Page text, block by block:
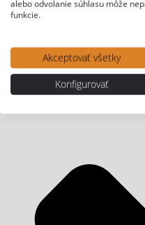
alebo odvolanie súhlasu môže
funkcie.
Akceptovať všetky
Konfigurovať